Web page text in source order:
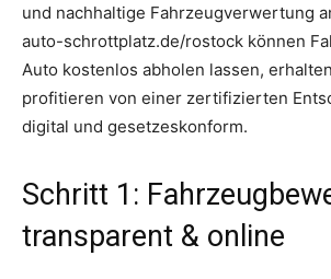
und nachhaltige Fahrzeugverwertung
auto-schrottplatz.de/rostock können
Auto kostenlos abholen lassen,
profitieren von einer zertifizierten
digital und gesetzeskonform.
Schritt 1:
transparent & online